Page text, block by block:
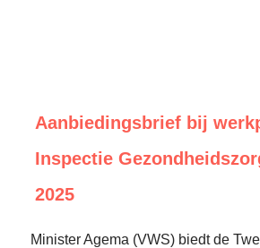
Aanbiedingsbrief bij
Inspectie
2025
Minister Agema (VWS) biedt de